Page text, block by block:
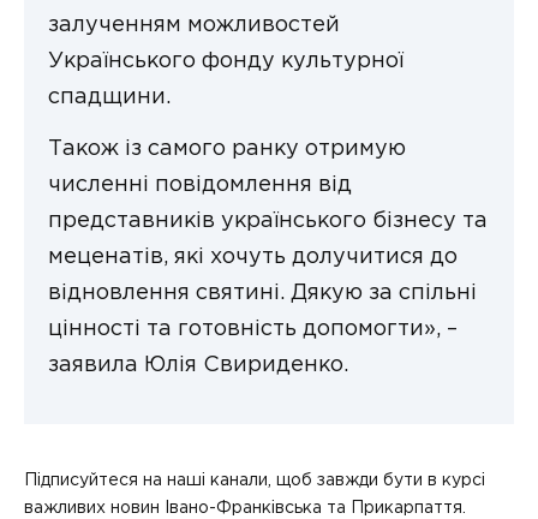
залученням можливостей
Українського фонду культурної
спадщини.
Також із самого ранку отримую
численні повідомлення від
представників українського бізнесу та
меценатів, які хочуть долучитися до
відновлення святині. Дякую за спільні
цінності та готовність допомогти», –
заявила Юлія Свириденко.
Підписуйтеся на наші канали, щоб завжди бути в курсі
важливих новин Івано-Франківська та Прикарпаття.